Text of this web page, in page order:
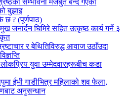
सम्भावना मजबुत बन्दै गएको
बुझाइ
छ ? (पूर्णपाठ)
जनार्दन घिमिरे सहित उत्कृष्ठ कार्य गर्ने ३
र बेथितिविरुद्ध आवाज उठाँउदा
लोकप्रिय युवा उम्मेदवारहरूबीच कडा
ईभी गाडीभित्र महिलाको शव फेला,
अनुसन्धान